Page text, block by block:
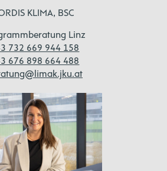
KLIMA, BSC
Linz
732 669 944 158
676 898 664 488